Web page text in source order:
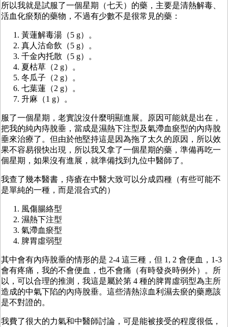
所以我就是試服了一個星期（七天）的藥，主要是清熱解毒、
活血化瘀類的藥物，不過有少數不是很常見的藥：
黃蓮解毒湯（5 g）。
真人沽命飲（5 g）。
千金內托散（5 g）。
夏枯草（2 g）。
冬瓜子（2 g）。
七葉蓮（2 g）。
升麻（1 g）。
服了一個星期，老實說沒什麼明顯進展。原因可能就是出在，
把我的純內痔脫垂，當成是濕熱下注型及氣滯血瘀型的內痔脫
垂來治療了。但由於他堅持這是因為拖了太久的原因，所以效
果不容易很快出現，所以我又拿了一個星期的藥，準備再吃一
個星期，如果沒有進展，就準備找到九位中醫師了。
我查了幾本醫書，痔瘡在中醫大致可以分成四種（有些可能不
是單純的一種，而是混合式的）
風傷腸絡型
濕熱下注型
氣滯血瘀型
脾胃虛弱型
其中會有內痔脫垂的情形的是 2-4 這三種，但 1, 2 會便血，1-3
會有疼痛，我的不會便血，也不會痛（有時發炎時例外）。所
以，可以合理的推測，我這是屬於第 4 種的脾胃虛弱型為主所
造成的中氣下陷的內痔脫垂。這些清熱涼血利濕去瘀的藥應該
是不對證的。
我費了很大的力氣和中醫師討論，可是能被接受的程度很低，